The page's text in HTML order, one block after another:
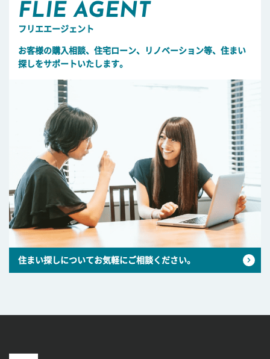
FLIE AGENT
フリエエージェント
お客様の購入相談、住宅ローン、リノベーション等、住まい
探しをサポートいたします。
住まい探しについてお気軽にご相談ください。